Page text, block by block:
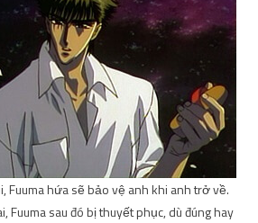
Fuuma hứa sẽ bảo vệ anh khi anh trở về.
Fuuma sau đó bị thuyết phục, dù đúng hay